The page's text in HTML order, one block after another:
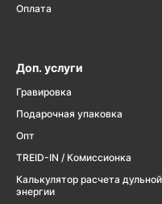
Оплата
Доп. услуги
Гравировка
Подарочная упаковка
Опт
TREID-IN / Комиссионка
Калькулятор расчета дульной
энергии